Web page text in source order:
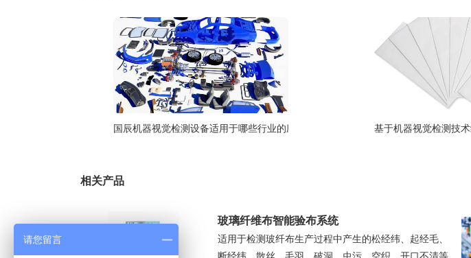
国辰机器视觉检测设备适用于哪些行业的应用？ 基于机器视觉检测技
相关产品
玻璃纤维布智能验布系统
适用于检测玻纤布生产过程中产生的松经纬、起经毛、
请您留言